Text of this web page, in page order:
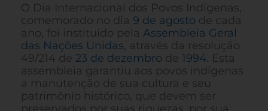
O Dia Internacional dos Povos Indígenas,
comemorado no dia 9 de agosto de cada
ano, foi instituído pela Assembleia Geral
das Nações Unidas, através da resolução
49/214 de 23 de dezembro de 1994. Esta
assembleia garantiu aos povos indígenas
a manutenção de sua cultura e seu
patrimônio histórico, que devem ser